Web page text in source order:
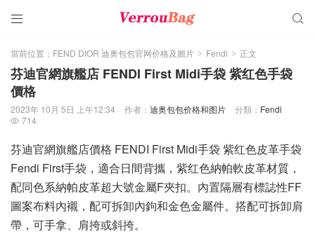
 
當前位置： FEND DIOR 迪奥包包官网价格及圖片 > Fendi > 正文
芬迪官網旗艦店 FENDI First Midi手袋 紫红色手袋
價格
2023年 10月 5日 上午12:34 作者： 迪奥包包价格和图片 分類： Fendi
 714
芬迪官網旗艦店價格 FENDI First Midi手袋 紫红色皮革手袋
Fendi First手袋，適合日間背攜，紫红色納帕軟皮革材質，
配同色系納帕皮革超大號金屬F夾扣。內置隔層有標誌性FF
圖案布料內襯，配可拆卸內鉤和金色金屬件。搭配可拆卸肩
帶，可手拿、肩挎或斜挎。